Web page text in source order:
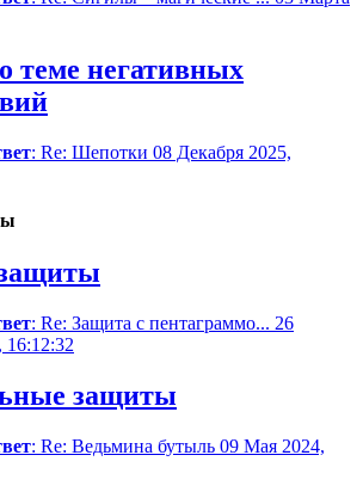
теме негативных
: Re: Шепотки 08 Декабря 2025,
: Re: Защита с пентаграммо... 26
16:12:32
защиты
: Re: Ведьмина бутыль 09 Мая 2024,